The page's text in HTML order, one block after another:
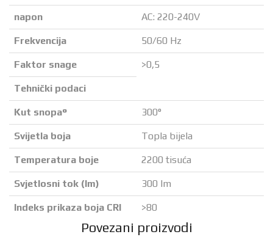
napon AC: 220-240V
Frekvencija 50/60 Hz
Faktor snage >0,5
Tehnički podaci
Kut snopa° 300°
Svijetla boja Topla bijela
Temperatura boje 2200 tisuća
Svjetlosni tok (lm) 300 lm
Indeks prikaza boja CRI >80
Povezani proizvodi